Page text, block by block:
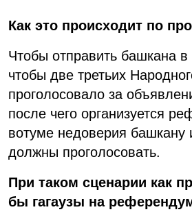
Как это происходит по
Чтобы отправить башкана в
чтобы две третьих
проголосовало за
после чего организуется
вотуме недоверия
должны проголосовать.
При таком сценарии как
бы гагаузы на